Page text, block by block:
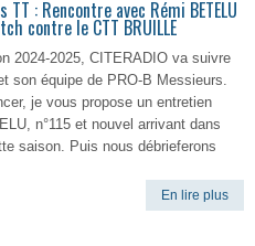
TT : Rencontre avec Rémi BETELU
contre le CTT BRUILLE
2024-2025, CITERADIO va suivre
son équipe de PRO-B Messieurs.
je vous propose un entretien
n°115 et nouvel arrivant dans
saison. Puis nous débrieferons
En lire plus